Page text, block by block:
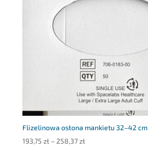
Flizelinowa osłona mankietu 32–42 cm
193,75 zł – 258,37złZakres